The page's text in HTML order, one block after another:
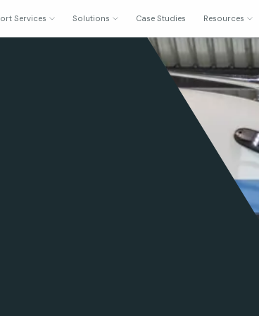
Services Solutions Case Studies Resources